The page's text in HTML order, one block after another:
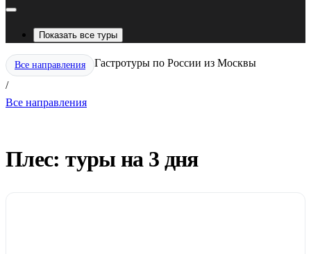
Показать все туры
Все направления
/
Гастротуры по России из Москвы
Все направления
Плес: туры на 3 дня